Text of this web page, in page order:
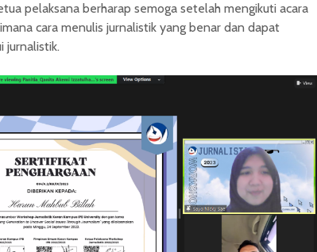
pelaksana berharap semoga setelah mengikuti acara
cara menulis jurnalistik yang benar dan dapat
jurnalistik.